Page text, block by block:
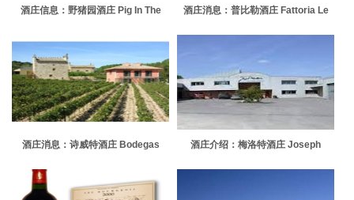
酒庄信息：野猪园酒庄 Pig In The
酒庄消息：普比勒酒庄 Fattoria Le
酒庄消息：诗威特酒庄 Bodegas
酒庄介绍：梅洛特酒庄 Joseph